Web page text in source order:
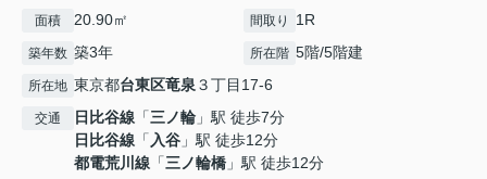
面積 20.90㎡ 間取り 1R
築年数 築3年 所在階 5階/5階建
所在地 東京都台東区竜泉３丁目17-6
交通 日比谷線 「三ノ輪 」駅 徒歩7分
日比谷線 「入谷 」駅 徒歩12分
都電荒川線 「三ノ輪橋 」駅 徒歩12分